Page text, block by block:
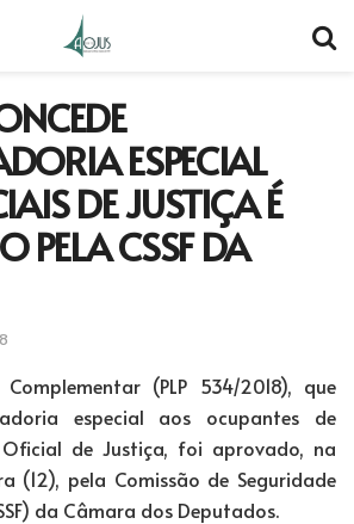
ESPECIAL
DE JUSTIÇA É
PELA CSSF DA
(PLP 534/2018), que
especial aos ocupantes de
de Justiça, foi aprovado, na
(12), pela Comissão de Seguridade
da Câmara dos Deputados.